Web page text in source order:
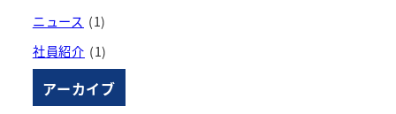
ニュース (1)
社員紹介 (1)
アーカイブ